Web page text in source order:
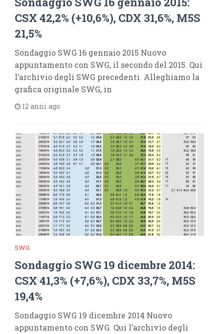
CSX 42,2% (+10,6%), CDX 31,6%, M5S
21,5%
Sondaggio SWG 16 gennaio 2015 Nuovo
appuntamento con SWG, il secondo del 2015. Qui
l’archivio degli SWG precedenti. Alleghiamo la
grafica originale SWG, in
12 anni ago
SWG
Sondaggio SWG 19 dicembre 2014:
CSX 41,3% (+7,6%), CDX 33,7%, M5S
19,4%
Sondaggio SWG 19 dicembre 2014 Nuovo
appuntamento con SWG. Qui l’archivio degli